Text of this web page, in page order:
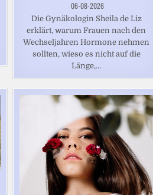
06-08-2026
Die Gynäkologin Sheila de Liz
erklärt, warum Frauen nach den
Wechseljahren Hormone nehmen
sollten, wieso es nicht auf die
Länge,...